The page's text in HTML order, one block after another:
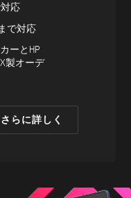
対応
で対応
ーとHP
製オーデ
さらに詳しく